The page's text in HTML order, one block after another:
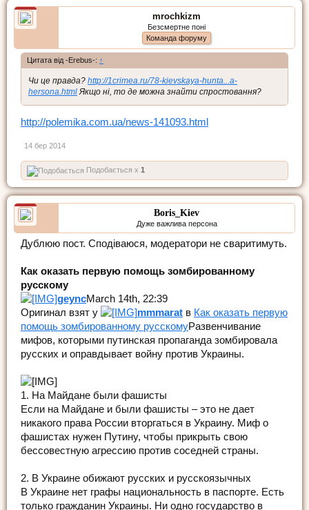
mrochkizm
Безсмертне поні
Команда форуму
Цитата від -Erebus-: ↑
Чи це правда? http://1crimea.ru/78-kievskaya-hunta...a-
hersona.html Якщо ні, то де можна знайти спростовання?
http://polemika.com.ua/news-141093.html
14 бер 2014
Подобається x 1
Boris_Kiev
Дуже важлива персона
Дублюю пост. Сподіваюся, модератори не сваритимуть.
Как оказать первую помощь зомбированному
русскому
geyncMarch 14th, 22:39
Оригинал взят у
mmmarat в Как оказать первую
помощь зомбированному русскомуРазвенчивание
мифов, которыми путинская пропаганда зомбировала
русских и оправдывает войну против Украины.
1. На Майдане были фашисты
Если на Майдане и были фашисты – это не дает
никакого права России вторгаться в Украину. Миф о
фашистах нужен Путину, чтобы прикрыть свою
бессовестную агрессию против соседней страны.
2. В Украине обижают русских и русскоязычных
В Украине нет графы национальность в паспорте. Есть
только гражданин Украины. Ни одно государство в